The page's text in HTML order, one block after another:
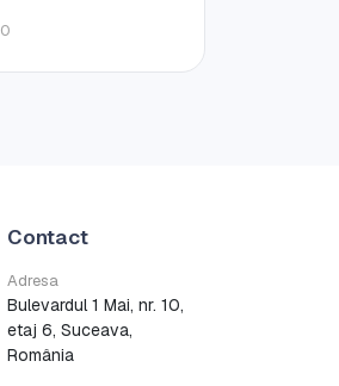
0
Contact
Adresa
Bulevardul 1 Mai, nr. 10,
etaj 6, Suceava,
România